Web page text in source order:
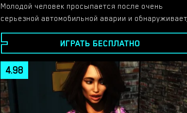
Молодой человек просыпается после очень
серьезной автомобильной аварии и
что его жизнь изменится навсегда. Следите за
развитием его истории.​ИГРАТЬ БЕСПЛАТНО
4.98